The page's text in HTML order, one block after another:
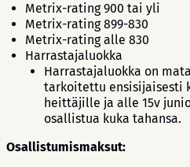
Metrix-rating 900 tai yli
Metrix-rating 899-830
Metrix-rating alle 830
Harrastajaluokka
Harrastajaluokka on
tarkoitettu ensisijaisesti
heittäjille ja alle 15v
osallistua kuka tahansa.
Osallistumismaksut: